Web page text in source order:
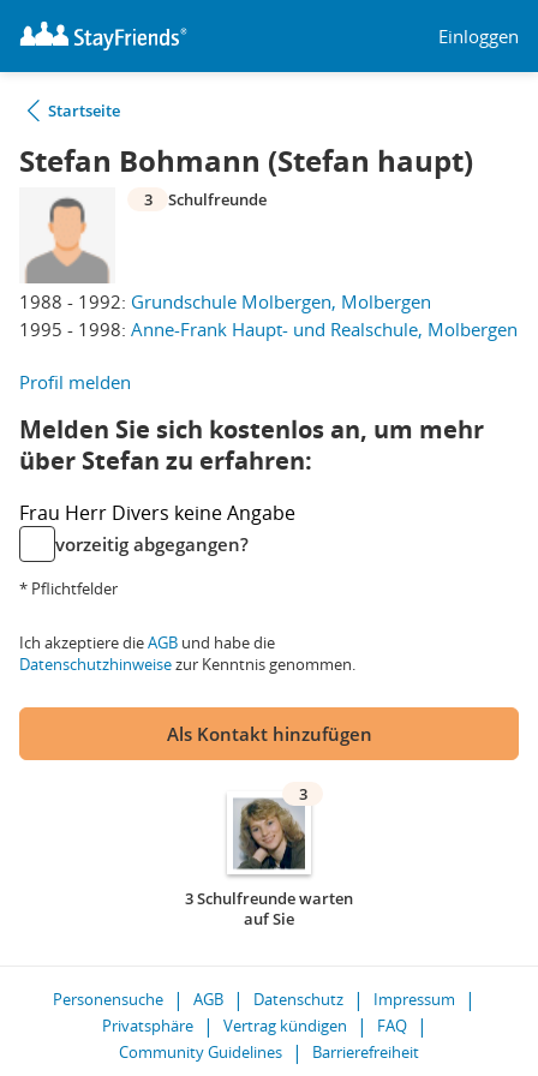
Einloggen
Startseite
Stefan Bohmann (Stefan haupt)
1988 - 1992: Grundschule Molbergen, Molbergen
1995 - 1998: Anne-Frank Haupt- und Realschule, Molbergen
3 Schulfreunde
Profil melden
Melden Sie sich kostenlos an, um mehr
über Stefan zu erfahren:
Frau Herr Divers keine Angabe
vorzeitig abgegangen?
* Pflichtfelder
Ich akzeptiere dieAGB und habe die
Datenschutzhinweisezur Kenntnis genommen.
Als Kontakt hinzufügen
3
3 Schulfreunde warten
auf Sie
Personensuche AGB Datenschutz
Impressum
Privatsphäre
Vertrag kündigen
FAQ
Community Guidelines
Barrierefreiheit